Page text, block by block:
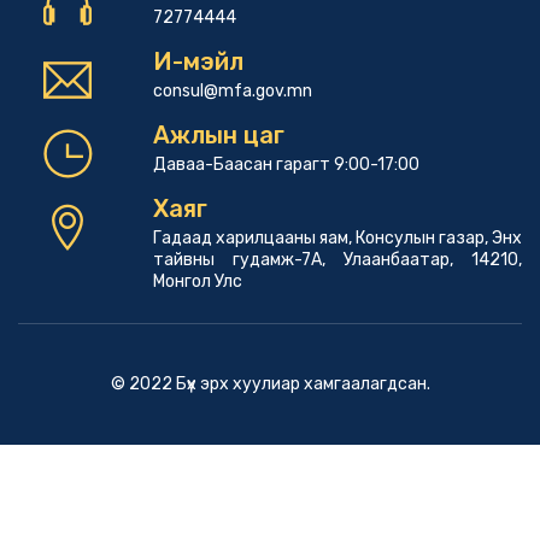
72774444
И-мэйл
consul@mfa.gov.mn
Ажлын цаг
Даваа-Баасан гарагт 9:00-17:00
Хаяг
Гадаад харилцааны яам, Консулын газар, Энх
тайвны гудамж-7А, Улаанбаатар, 14210,
Монгол Улс
© 2022 Бүх эрх хуулиар хамгаалагдсан.